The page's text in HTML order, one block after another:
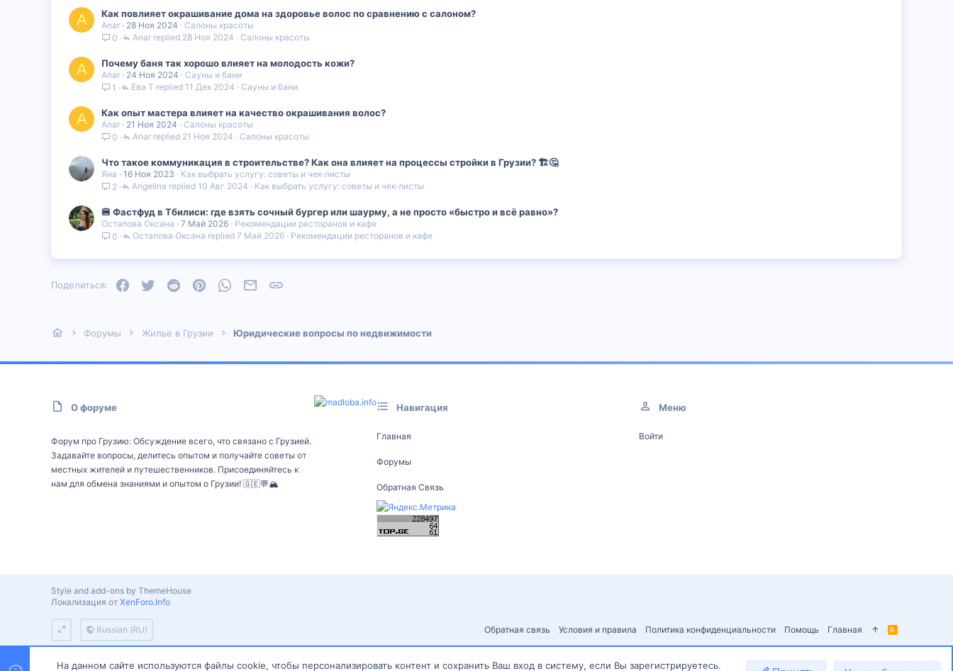
A Как повлияет окрашивание дома на здоровье волос по сравнению с салоном?
Anar 28 Ноя 2024
Салоны красоты
0
Салоны красоты
28 Ноя 2024
Anar
A Почему баня так хорошо влияет на молодость кожи?
Anar 24 Ноя 2024
Сауны и бани
1
Сауны и бани
11 Дек 2024
Ева Т
A Как опыт мастера влияет на качество окрашивания волос?
Anar 21 Ноя 2024
Салоны красоты
0
Салоны красоты
21 Ноя 2024
Anar
Что такое коммуникация в строительстве? Как она влияет на процессы стройки в Грузии? 🏗️🤔
Яна 16 Ноя 2023
Как выбрать услугу: советы и чек‑листы
2
Как выбрать услугу: советы и чек‑листы
10 Авг 2024
Angelina
🍔 Фастфуд в Тбилиси: где взять сочный бургер или шаурму, а не просто «быстро и всё равно»?
Остапова Оксана 7 Май 2026
Рекомендации ресторанов и кафе
0
Рекомендации ресторанов и кафе
7 Май 2026
Остапова Оксана
Поделиться: Facebook
Twitter Reddit PinterestWhatsAppЭлектронная почта
Форумы Жилье в Грузии Юридические вопросы по недвижимости
О форуме
Форум про Грузию: Обсуждение всего, что связано с Грузией.
Задавайте вопросы, делитесь опытом и получайте советы от
местных жителей и путешественников. Присоединяйтесь к
нам для обмена знаниями и опытом о Грузии! 🇬🇪💬🏔️
Навигация
Главная
Форумы
Обратная Связь
Меню
Войти
Russian (RU) Обратная связь Условия и правила Политика конфиденциальности Помощь Главная
R
S
Style and add-ons by ThemeHouse
Локализация от XenForo.Info
На данном сайте используются файлы cookie, чтобы персонализировать контент и сохранить Ваш вход в систему, если Вы зарегистрируетесь.